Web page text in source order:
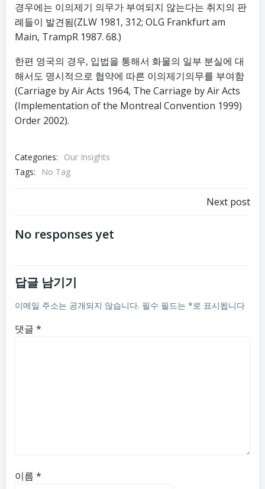
경우에는 이의제기 의무가 부여되지 않는다는 취지의 판
례들이 발견됨(ZLW 1981, 312; OLG Frankfurt am
Main, TrampR 1987. 68.)
한편 영국의 경우, 입법을 통해서 화물의 일부 분실에 대
해서도 명시적으로 협약에 따른 이의제기의무를 부여함
(Carriage by Air Acts 1964, The Carriage by Air Acts
(Implementation of the Montreal Convention 1999)
Order 2002).
Categories:
Our Insights
Tags:
No Tag
Next post
No responses yet
답글 남기기
이메일 주소는 공개되지 않습니다. 필수 필드는 *로 표시됩니다
댓글 *
이름 *